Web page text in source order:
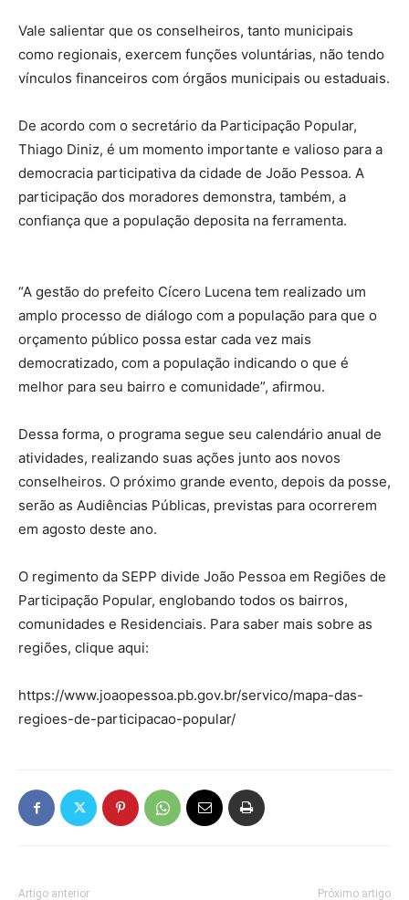
Vale salientar que os conselheiros, tanto municipais
como regionais, exercem funções voluntárias, não tendo
vínculos financeiros com órgãos municipais ou estaduais.
De acordo com o secretário da Participação Popular,
Thiago Diniz, é um momento importante e valioso para a
democracia participativa da cidade de João Pessoa. A
participação dos moradores demonstra, também, a
confiança que a população deposita na ferramenta.
“A gestão do prefeito Cícero Lucena tem realizado um
amplo processo de diálogo com a população para que o
orçamento público possa estar cada vez mais
democratizado, com a população indicando o que é
melhor para seu bairro e comunidade”, afirmou.
Dessa forma, o programa segue seu calendário anual de
atividades, realizando suas ações junto aos novos
conselheiros. O próximo grande evento, depois da posse,
serão as Audiências Públicas, previstas para ocorrerem
em agosto deste ano.
O regimento da SEPP divide João Pessoa em Regiões de
Participação Popular, englobando todos os bairros,
comunidades e Residenciais. Para saber mais sobre as
regiões, clique aqui:
https://www.joaopessoa.pb.gov.br/servico/mapa-das-
regioes-de-participacao-popular/
Artigo anterior Próximo artigo